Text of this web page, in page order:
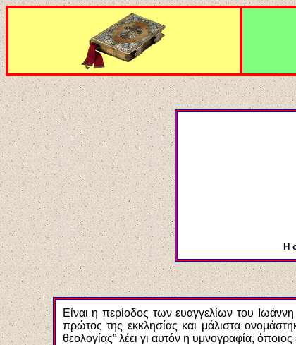
Η
Είναι η περίοδος των ευαγγελίων του
πρώτος της εκκλησίας και μάλιστα
θεολογίας” λέει γι αυτόν η υμνογραφία,